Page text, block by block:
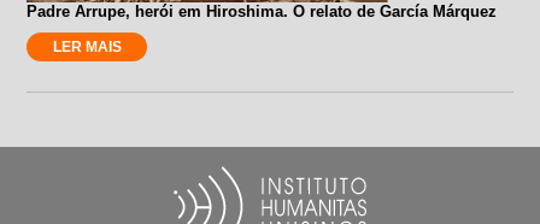
Padre Arrupe, herói em Hiroshima. O relato de García Márquez
LER MAIS